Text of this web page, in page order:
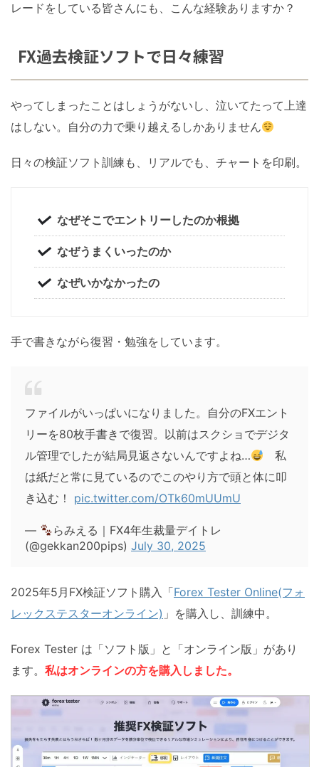
レードをしている皆さんにも、こんな経験ありますか？
FX過去検証ソフトで日々練習
やってしまったことはしょうがないし、泣いてたって上達
はしない。自分の力で乗り越えるしかありません
日々の検証ソフト訓練も、リアルでも、チャートを印刷。
なぜそこでエントリーしたのか根拠
なぜうまくいったのか
なぜいかなかったの
手で書きながら復習・勉強をしています。
ファイルがいっぱいになりました。自分のFXエント
リーを80枚手書きで復習。以前はスクショでデジタ
ル管理でしたが結局見返さないんですよね…
私
は紙だと常に見ているのでこのやり方で頭と体に叩
き込む！ pic.twitter.com/OTk60mUUmU
—
らみえる｜FX4年生裁量デイトレ
(@gekkan200pips) July 30, 2025
2025年5月FX検証ソフト購入「Forex Tester Online(フォ
レックステスターオンライン) 」を購入し、訓練中。
Forex Tester は「ソフト版」と「オンライン版」があり
ます。 私はオンラインの方を購入しました。